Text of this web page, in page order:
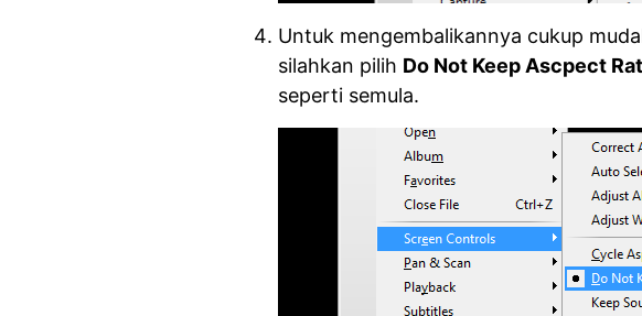
Untuk mengembalikannya cukup
silahkan pilih Do Not Keep Ascpect
seperti semula.